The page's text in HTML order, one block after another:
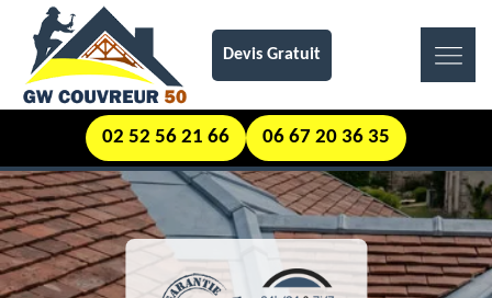
Devis Gratuit
02 52 56 21 66 06 67 20 36 35